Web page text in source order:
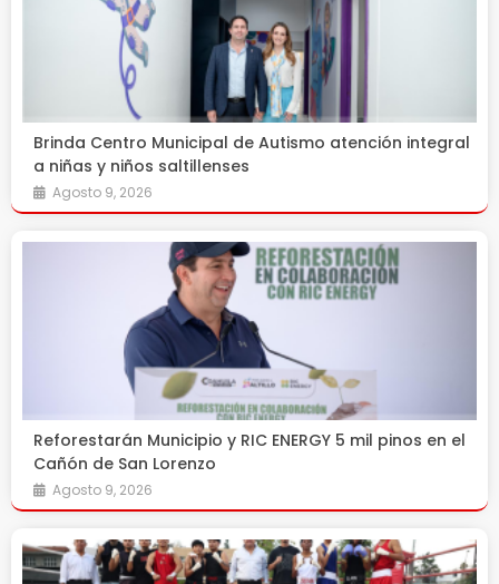
Brinda Centro Municipal de Autismo atención integral
a niñas y niños saltillenses
Agosto 9, 2026
Reforestarán Municipio y RIC ENERGY 5 mil pinos en el
Cañón de San Lorenzo
Agosto 9, 2026